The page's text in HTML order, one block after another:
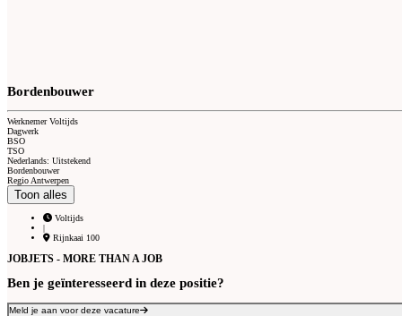
Bordenbouwer
Werknemer Voltijds
Dagwerk
BSO
TSO
Nederlands: Uitstekend
Bordenbouwer
Regio Antwerpen
Toon alles
Voltijds
|
Rijnkaai 100
JOBJETS - MORE THAN A JOB
Ben je geïnteresseerd in deze positie?
Meld je aan voor deze vacature